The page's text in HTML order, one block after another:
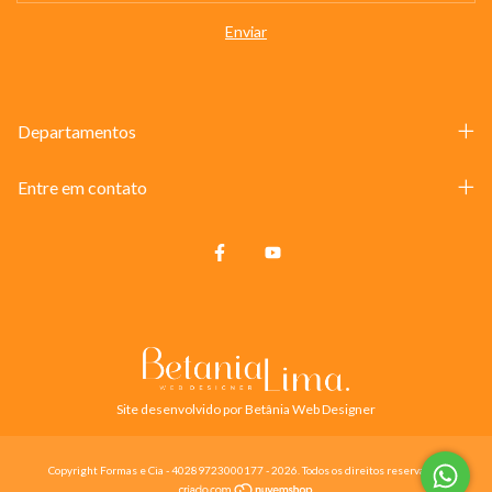
Departamentos
Entre em contato
Site desenvolvido por Betânia Web Designer
Copyright Formas e Cia - 40289723000177 - 2026. Todos os direitos reservados.